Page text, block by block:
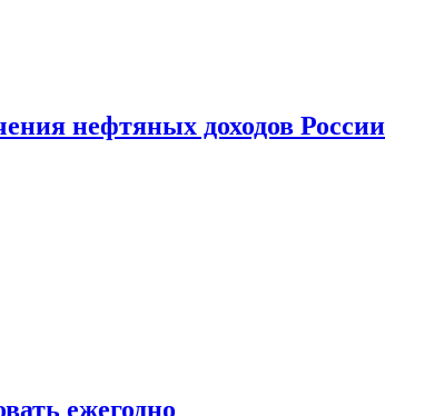
нефтяных доходов России
ежегодно